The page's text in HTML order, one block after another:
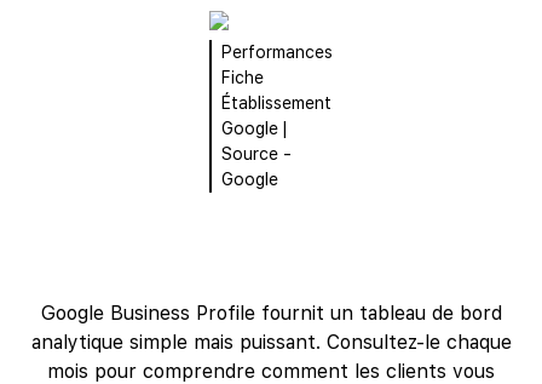
Performances
Fiche
Établissement
Google |
Source -
Google
Google Business Profile fournit un tableau de bord
analytique simple mais puissant. Consultez-le chaque
mois pour comprendre comment les clients vous